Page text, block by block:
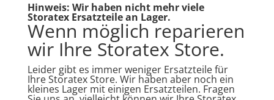
Hinweis: Wir haben nicht mehr viele
Storatex Ersatzteile an Lager.
Wenn möglich reparieren
wir Ihre Storatex Store.
Leider gibt es immer weniger Ersatzteile für
Ihre Storatex Store. Wir haben aber noch ein
kleines Lager mit einigen Ersatzteilen. Fragen